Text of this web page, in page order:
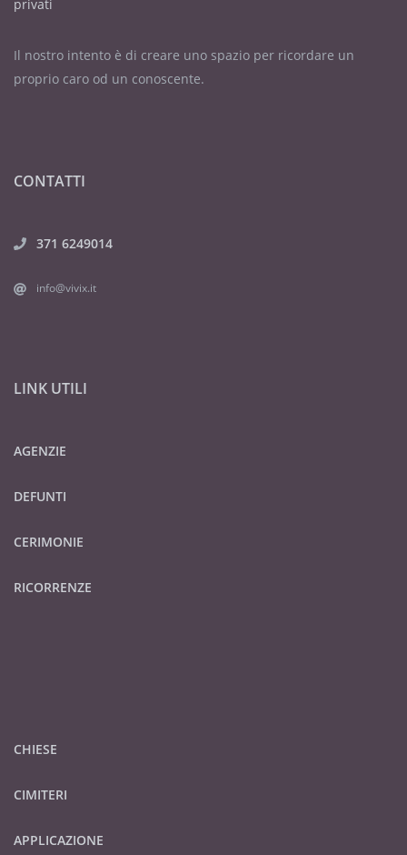
privati
Il nostro intento è di creare uno spazio per ricordare un
proprio caro od un conoscente.
CONTATTI
371 6249014
info@vivix.it
LINK UTILI
AGENZIE
DEFUNTI
CERIMONIE
RICORRENZE
CHIESE
CIMITERI
APPLICAZIONE